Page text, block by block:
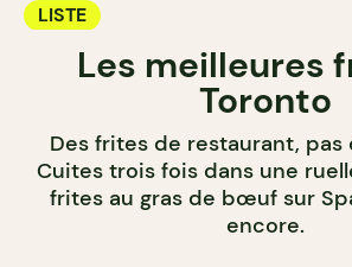
LISTE
Les meilleures
Toronto
Des frites de restaurant,
Cuites trois fois dans une
frites au gras de bœuf sur
encore.